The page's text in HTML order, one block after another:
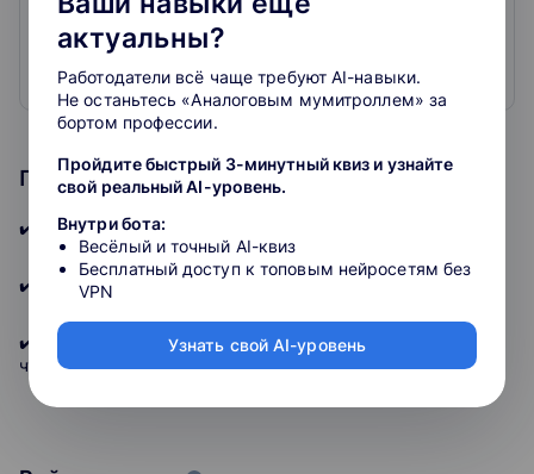
лучшими лекторами страны.
Только нужные темы: налоги, проверки, бухучёт,
налоговая оптимизация, кадры, право
Официальные удостоверения, курсы и мастер-
классы с лучшими лекторами страны и
профпереподготовка для бухгалтера и
Развернуть
Программа курса
✔️Что должно быть в резюме бухгалтера.
✔️Разберем 3 ошибки при составлении резюме.
✔️Узнаете 2 главных нюанса сопроводительного письма,
чтобы вас пригласили на собеседование.
актуальны?
Работодатели всё чаще требуют AI-навыки.
Не останьтесь «Аналоговым мумитроллем» за
бортом профессии.
Пройдите быстрый 3-минутный квиз и узнайте
свой реальный AI-уровень.
Внутри бота:
Весёлый и точный AI-квиз
Бесплатный доступ к топовым нейросетям без
VPN
Узнать свой AI-уровень